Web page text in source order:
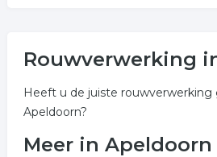
Rouwverwerking
Heeft u de juiste rouwverwerking
Apeldoorn?
Meer in Apeldoorn